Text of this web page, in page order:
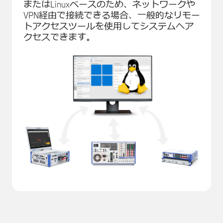
またはLinuxベースのため、ネットワークや
VPN経由で接続できる場合、一般的なリモー
トアクセスツールを使用してシステムへア
クセスできます。